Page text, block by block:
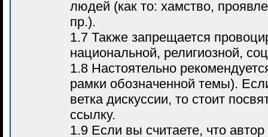
людей (как то: хамство,
пр.).
1.7 Также запрещается
национальной, религиозной,
1.8 Настоятельно
рамки обозначенной темы).
ветка дискуссии, то стоит
ссылку.
1.9 Если вы считаете, что